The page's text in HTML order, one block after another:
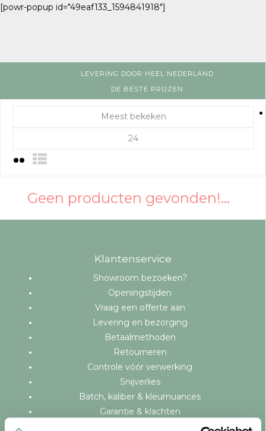
[powr-popup id="49eaf133_1594841918"]
LEVERING DOOR HEEL NEDERLAND
DE BESTE PRIJZEN
Meest bekeken
24
Geen producten gevonden!...
Klantenservice
Showroom bezoeken?
Openingstijden
Vraag een offerte aan
Levering en bezorging
Betaalmethoden
Retourneren
Controle vóór verwerking
Snijverlies
Batch, kaliber & kleurnuances
Garantie & klachten